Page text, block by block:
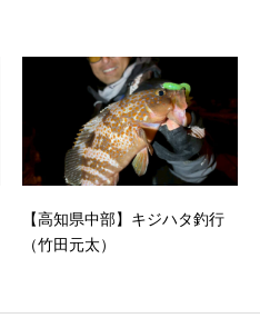
【高知県中部】キジハタ釣行
（竹田元太）